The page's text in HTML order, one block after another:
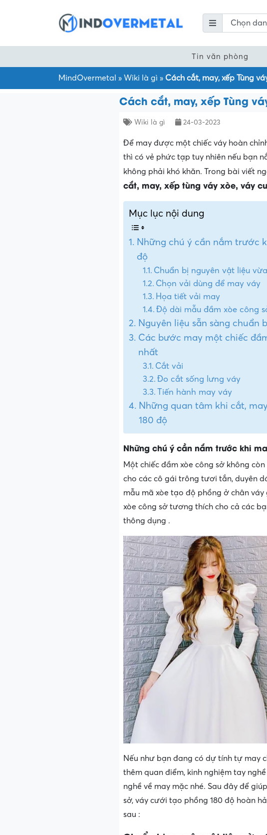
Tin văn phòng
MindOvermetal » Wiki là gì » Cách cắt, may, xếp Tùng
Cách cắt, may, xếp Tùng
Wiki là gì 24-03-2023
Để may được một chiếc váy hoàn
thì có vẻ phức tạp tuy nhiên nếu bạn
không phải khó khăn. Trong bài viết
cắt, may, xếp tùng váy xòe, váy
Mục lục nội dung
Những chú ý cần nắm trước
độ
Chuẩn bị nguyên vật liệu
Chọn vải dùng để may váy
Họa tiết vải may
Độ dài mẫu đầm xòe công
Nguyên liệu sẵn sàng chuẩn
Các bước may một chiếc
nhất
Cắt vải
Đo cắt sống lưng váy
Tiến hành may váy
Những quan tâm khi cắt,
180 độ
Những chú ý cần nắm trước khi
Một chiếc đầm xòe công sở không
cho các cô gái trông tươi tắn, duyên
mẫu mã xòe tạo độ phồng ở chân
xòe công sở tương thích cho cả các
thông dụng .
Nếu như bạn đang có dự tính tự may
thêm quan điểm, kinh nghiệm tay
nghề về may mặc nhé. Sau đây để
sở, váy cưới tạo phồng 180 độ hoàn
sau :